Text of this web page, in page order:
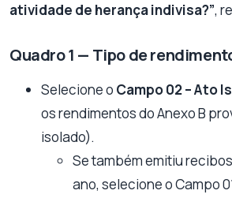
atividade de herança indivisa?”,
Quadro 1 — Tipo de
Selecione o Campo 02 – Ato
os rendimentos do Anexo B
isolado).
Se também emitiu
ano, selecione o Campo